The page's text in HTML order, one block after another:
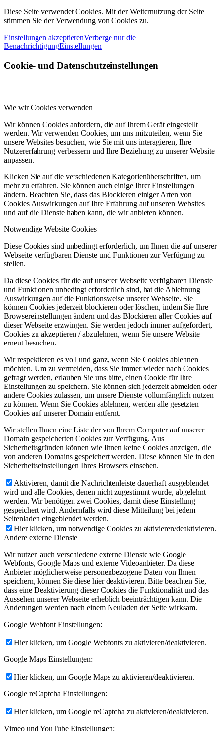
Diese Seite verwendet Cookies. Mit der Weiternutzung der Seite
stimmen Sie der Verwendung von Cookies zu.
Einstellungen akzeptierenVerberge nur die
BenachrichtigungEinstellungen
Cookie- und Datenschutzeinstellungen
Wie wir Cookies verwenden
Wir können Cookies anfordern, die auf Ihrem Gerät eingestellt
werden. Wir verwenden Cookies, um uns mitzuteilen, wenn Sie
unsere Websites besuchen, wie Sie mit uns interagieren, Ihre
Nutzererfahrung verbessern und Ihre Beziehung zu unserer Website
anpassen.
Klicken Sie auf die verschiedenen Kategorienüberschriften, um
mehr zu erfahren. Sie können auch einige Ihrer Einstellungen
ändern. Beachten Sie, dass das Blockieren einiger Arten von
Cookies Auswirkungen auf Ihre Erfahrung auf unseren Websites
und auf die Dienste haben kann, die wir anbieten können.
Notwendige Website Cookies
Diese Cookies sind unbedingt erforderlich, um Ihnen die auf unserer
Webseite verfügbaren Dienste und Funktionen zur Verfügung zu
stellen.
Da diese Cookies für die auf unserer Webseite verfügbaren Dienste
und Funktionen unbedingt erforderlich sind, hat die Ablehnung
Auswirkungen auf die Funktionsweise unserer Webseite. Sie
können Cookies jederzeit blockieren oder löschen, indem Sie Ihre
Browsereinstellungen ändern und das Blockieren aller Cookies auf
dieser Webseite erzwingen. Sie werden jedoch immer aufgefordert,
Cookies zu akzeptieren / abzulehnen, wenn Sie unsere Website
erneut besuchen.
Wir respektieren es voll und ganz, wenn Sie Cookies ablehnen
möchten. Um zu vermeiden, dass Sie immer wieder nach Cookies
gefragt werden, erlauben Sie uns bitte, einen Cookie für Ihre
Einstellungen zu speichern. Sie können sich jederzeit abmelden oder
andere Cookies zulassen, um unsere Dienste vollumfänglich nutzen
zu können. Wenn Sie Cookies ablehnen, werden alle gesetzten
Cookies auf unserer Domain entfernt.
Wir stellen Ihnen eine Liste der von Ihrem Computer auf unserer
Domain gespeicherten Cookies zur Verfügung. Aus
Sicherheitsgründen können wie Ihnen keine Cookies anzeigen, die
von anderen Domains gespeichert werden. Diese können Sie in den
Sicherheitseinstellungen Ihres Browsers einsehen.
Aktivieren, damit die Nachrichtenleiste dauerhaft ausgeblendet
wird und alle Cookies, denen nicht zugestimmt wurde, abgelehnt
werden. Wir benötigen zwei Cookies, damit diese Einstellung
gespeichert wird. Andernfalls wird diese Mitteilung bei jedem
Seitenladen eingeblendet werden.
Hier klicken, um notwendige Cookies zu aktivieren/deaktivieren.
Andere externe Dienste
Wir nutzen auch verschiedene externe Dienste wie Google
Webfonts, Google Maps und externe Videoanbieter. Da diese
Anbieter möglicherweise personenbezogene Daten von Ihnen
speichern, können Sie diese hier deaktivieren. Bitte beachten Sie,
dass eine Deaktivierung dieser Cookies die Funktionalität und das
Aussehen unserer Webseite erheblich beeinträchtigen kann. Die
Änderungen werden nach einem Neuladen der Seite wirksam.
Google Webfont Einstellungen:
Hier klicken, um Google Webfonts zu aktivieren/deaktivieren.
Google Maps Einstellungen:
Hier klicken, um Google Maps zu aktivieren/deaktivieren.
Google reCaptcha Einstellungen:
Hier klicken, um Google reCaptcha zu aktivieren/deaktivieren.
Vimeo und YouTube Einstellungen: